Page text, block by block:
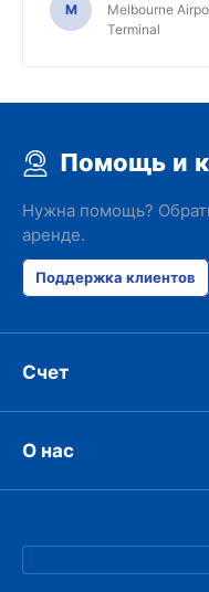
M
Melbourne
Terminal
Помощь и
Нужна помощь?
аренде.
Поддержка клиентов
Счет
О нас